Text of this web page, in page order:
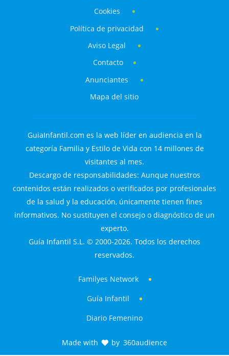
Cookies
Política de privacidad
Aviso Legal
Contacto
Anunciantes
Mapa del sitio
GuiaInfantil.com es la web líder en audiencia en la
categoría Familia y Estilo de Vida con 14 millones de
visitantes al mes.
Descargo de responsabilidades: Aunque nuestros
contenidos están realizados o verificados por profesionales
de la salud y la educación, únicamente tienen fines
informativos. No sustituyen el consejo o diagnóstico de un
experto.
Guía Infantil S.L. © 2000-2026. Todos los derechos
reservados.
Familyes Network
Guía Infantil
Diario Femenino
Made with by 360audience